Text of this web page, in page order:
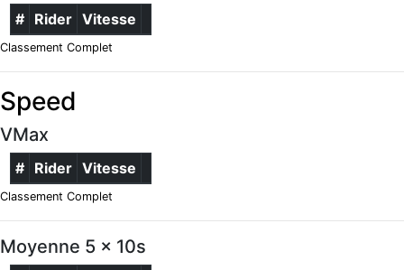
# Rider Vitesse
Classement Complet
Speed
VMax
# Rider Vitesse
Classement Complet
Moyenne 5 x 10s